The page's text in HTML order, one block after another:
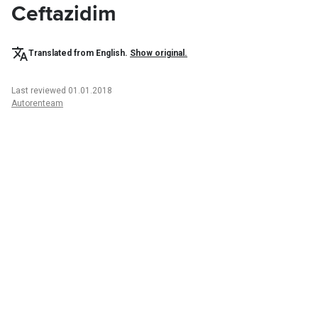
Ceftazidim
Translated from English. Show original.
Last reviewed 01.01.2018
Autorenteam